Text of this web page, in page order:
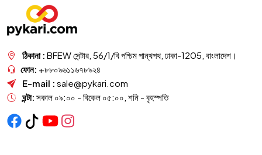
ঠিকানা : BFEW সেন্টার, 56/1/বি পশ্চিম পান্থপথ, ঢাকা-1205, বাংলাদেশ।
ফোন: +৮৮০৯৬১১৬৭৮৯২৪
E-mail : sale@pykari.com
ঘন্টা: সকাল ০৯:০০ - বিকেল ০৫:০০, শনি - বৃহস্পতি